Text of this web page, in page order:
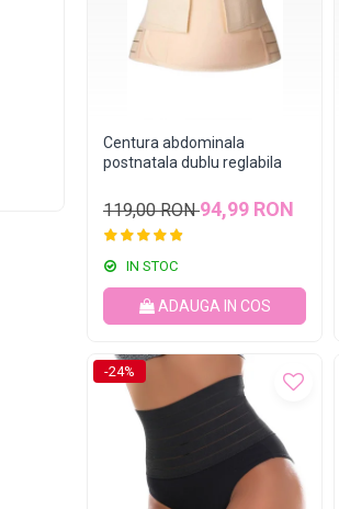
Centura abdominala
postnatala dublu reglabila
119,00 RON94,99 RON
IN STOC
ADAUGA IN COS
-24%